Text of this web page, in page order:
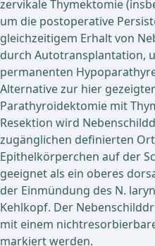
zervikale Thymektomie
um die postoperative
gleichzeitigem Erhalt von
durch Autotransplantation,
permanenten
Alternative zur hier
Parathyroidektomie mit
Resektion wird
zugänglichen definierten
Epithelkörperchen auf der
geeignet als ein oberes
der Einmündung des N.
Kehlkopf. Der
mit einem
markiert werden.